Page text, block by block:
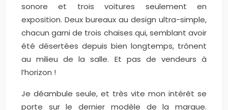
sonore et trois voitures seulement en
exposition. Deux bureaux au design ultra-simple,
chacun garni de trois chaises qui, semblant avoir
été désertées depuis bien longtemps, trônent
au milieu de la salle. Et pas de vendeurs à
l’horizon !
Je déambule seule, et très vite mon intérêt se
porte sur le dernier modèle de la marque.